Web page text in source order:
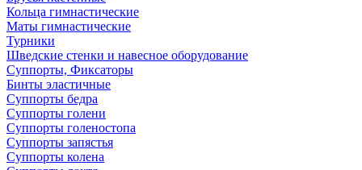
Кольца гимнастические
Маты гимнастические
Турники
Шведские стенки и навесное оборудование
Суппорты, Фиксаторы
Бинты эластичные
Суппорты бедра
Суппорты голени
Суппорты голеностопа
Суппорты запястья
Суппорты колена